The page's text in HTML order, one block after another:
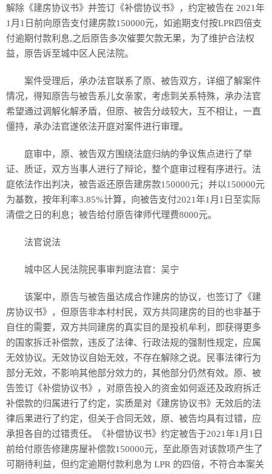
解除《建房协议书》并签订《补偿协议书》，约定被告在 2021年
1月1日前向原告支付建房款150000元，如逾期支付按LPR四倍支
付逾期付款利息,之后原告多次催要欠款无果，为了维护合法权
益，原告诉至城中区人民法院。
案件受理后，承办法官联系了原、被告双方，详细了解案件
情况，得知原告与被告系儿女亲家，考虑到关系特殊，承办法官
希望通过调解化解矛盾，但原、被告分歧较大，互不相让，一直
僵持，承办法官遂依法开庭对案件进行审理。
庭审中，原、被告双方围绕法庭归纳的争议焦点进行了举
证、质证，双方当事人进行了辩论，整个庭审过程有序进行。法
庭依法作出判决，被告返还原告建房款150000元；并以150000元
为基数，按年利率3.85%计算，向被告支付2021年1月1日至实际
清偿之日的利息；被告给付原告律师代理费8000元。
法官说法
城中区人民法院民事审判庭法官：吴宁
该案中，原告与被告虽达成合作建房的协议，也签订了《建
房协议书》，但原告非本村村民，双方共同建房的目的也非基于
自住的需要，双方共同建房的真实目的是投机牟利，即获得更多
的国家拆迁补偿款，违反了法律、行政法规的强制性规定，应属
无效协议。无效协议自始无效，不存在解除之说。民事法律行为
部分无效，不影响其他部分效力的，其他部分仍然有效。原、被
告签订《补偿协议书》，对原告投入的资金如何返还及政府拆迁
补偿款的归属进行了约定，实质是对《建房协议书》无效后的法
律后果进行了约定，但关于合同无效，原、被告均具有过错，应
承担各自的过错责任。《补偿协议书》约定被告于2021年1月1日
前给付原告修建房屋补偿款150000元，至此原告对该款项产生了
可期待利益，但约定逾期付款利息为 LPR 的四倍，不符合本案关